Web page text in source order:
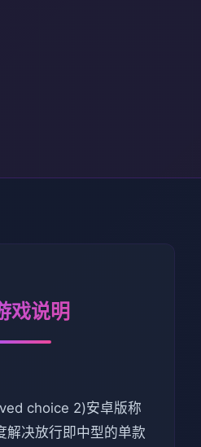
戏说明
choice 2)安卓版称
解决放行即中型的单款